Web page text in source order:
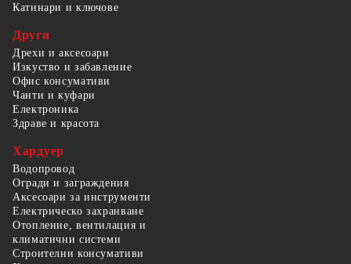
Катинари и ключове
Други
Дрехи и аксесоари
Изкуство и забавление
Офис консумативи
Чанти и куфари
Електроника
Здраве и красота
Хардуер
Водопровод
Огради и заграждения
Аксесоари за инструменти
Електрическо захранване
Отопление, вентилация и
климатични системи
Строителни консумативи